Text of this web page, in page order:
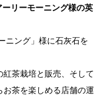
リーモーニング様の英
ニング」様に石灰石を
茶栽培と販売、そして
茶を楽しめる店舗の運